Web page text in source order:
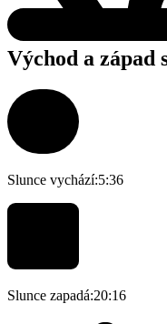
Východ a západ
Slunce vychází:5:36
Slunce zapadá:20:16